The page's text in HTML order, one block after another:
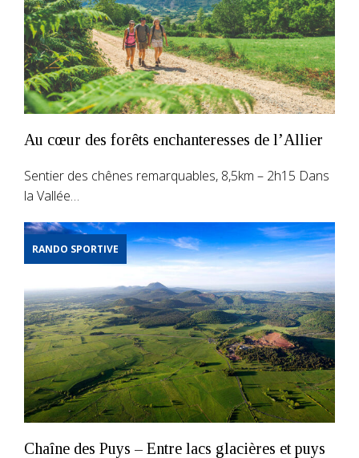
Au cœur des forêts enchanteresses de l’Allier
Sentier des chênes remarquables, 8,5km – 2h15 Dans
la Vallée…
RANDO SPORTIVE
Chaîne des Puys – Entre lacs glacières et puys